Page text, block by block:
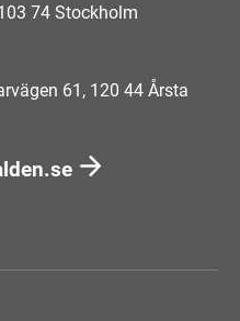
74 Stockholm
61, 120 44 Årsta